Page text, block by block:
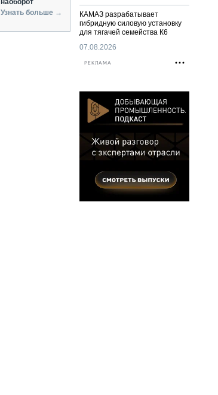
наоборот
Узнать больше →
КАМАЗ разрабатывает
гибридную силовую установку
для тягачей семейства К6
07.08.2026
РЕКЛАМА